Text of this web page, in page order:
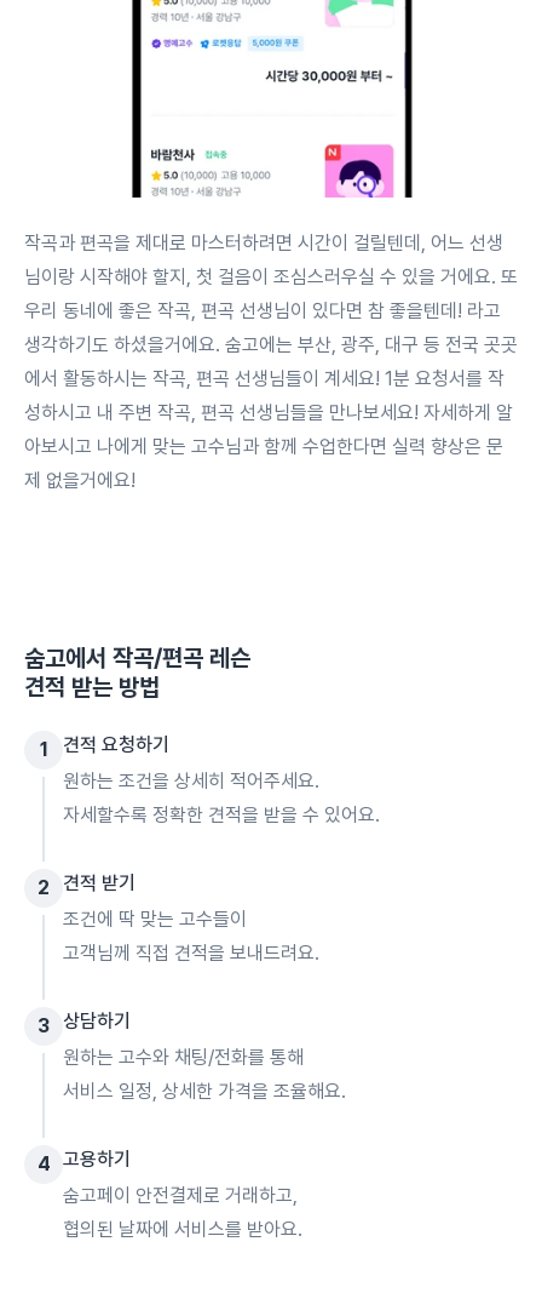
작곡과 편곡을 제대로 마스터하려면 시간이 걸릴텐데, 어느 선생
님이랑 시작해야 할지, 첫 걸음이 조심스러우실 수 있을 거에요. 또
우리 동네에 좋은 작곡, 편곡 선생님이 있다면 참 좋을텐데! 라고
생각하기도 하셨을거에요. 숨고에는 부산, 광주, 대구 등 전국 곳곳
에서 활동하시는 작곡, 편곡 선생님들이 계세요! 1분 요청서를 작
성하시고 내 주변 작곡, 편곡 선생님들을 만나보세요! 자세하게 알
아보시고 나에게 맞는 고수님과 함께 수업한다면 실력 향상은 문
제 없을거에요!
숨고에서 작곡/편곡 레슨
견적 받는 방법
1
견적 요청하기
원하는 조건을 상세히 적어주세요.
자세할수록 정확한 견적을 받을 수 있어요.
2
견적 받기
조건에 딱 맞는 고수들이
고객님께 직접 견적을 보내드려요.
3 상담하기
원하는 고수와 채팅/전화를 통해
서비스 일정, 상세한 가격을 조율해요.
4 고용하기
숨고페이 안전결제로 거래하고,
협의된 날짜에 서비스를 받아요.